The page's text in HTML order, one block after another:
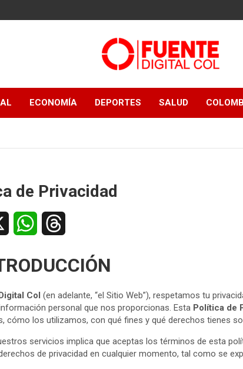
Fuente
Col
ECONOMÍA DEPORTES SALUD
de Privacidad
a
t
s
A
r
e
a
d
Col (en adelante, “el Sitio Web”), respetamos tu
personal que nos proporcionas. Esta Política de
cómo los utilizamos, con qué fines y qué derechos tienes
servicios implica que aceptas los términos de esta
de privacidad en cualquier momento, tal como se